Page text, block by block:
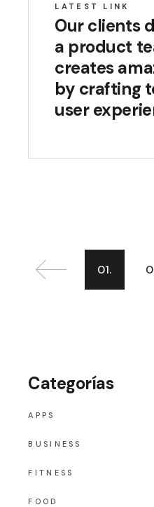
LATEST LINK
Our clients
a product
creates
by crafting
user
01.
Categorías
APPS
BUSINESS
FITNESS
FOOD